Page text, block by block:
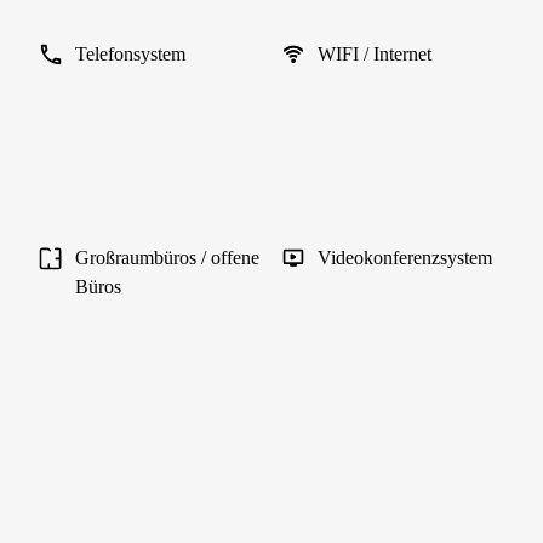
Telefonsystem WIFI / Internet
Großraumbüros / offene
Büros
Videokonferenzsystem